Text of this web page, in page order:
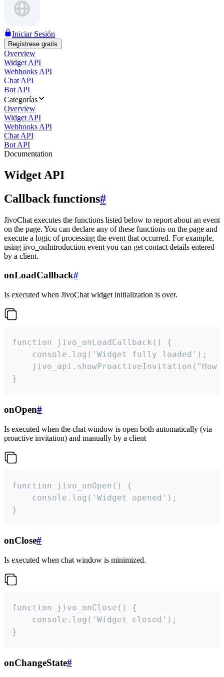
Iniciar Sesión
Regístrese gratis
Overview
Widget API
Webhooks API
Chat API
Bot API
Categorías
Overview
Widget API
Webhooks API
Chat API
Bot API
Documentation
Widget API
Callback functions#
JivoChat executes the functions listed below to report about an event
on the page. You can declare any of these functions on the page and
execute a logic of processing the event that occurred. For example,
using jivo_onIntroduction event you can get contact details entered
by a client.
onLoadCallback#
Is executed when JivoChat widget initialization is over.
function jivo_onLoadCallback() {
    console.log('Widget fully loaded');
jivo_api.showProactiveInvitation("How
}
onOpen#
Is executed when the chat window is open both automatically (via
proactive invitation) and manually by a client
function jivo_onOpen() {
    console.log('Widget opened');
}
onClose#
Is executed when chat window is minimized.
function jivo_onClose() {
    console.log('Widget closed');
}
onChangeState#